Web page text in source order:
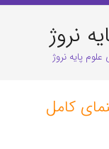
نروژ
پایه نروژ
کامل